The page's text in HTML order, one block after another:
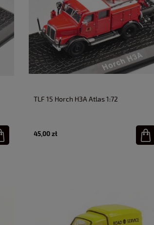
TLF 15 Horch H3A Atlas 1:72
45,00 zł